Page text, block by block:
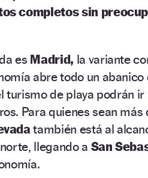
completos sin
es Madrid, la variante
abre todo un
turismo de playa podrán ir
Para quienes sean más
también está al
llegando a San